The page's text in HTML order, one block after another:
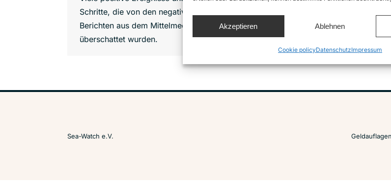
Akzeptieren Ablehnen
Cookie policyDatenschutzImpressum
Schritte, die von den negativen
Berichten aus dem Mittelmeer
überschattet wurden.
Sea-Watch e.V. Geldauflagen